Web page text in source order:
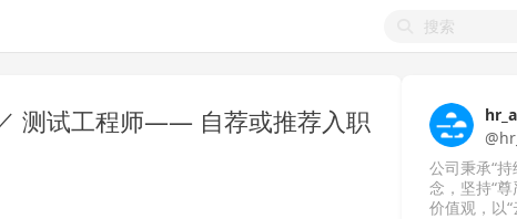
测试工程师—— 自荐或推荐入职
公司秉承“
念，坚持“
价值观，以